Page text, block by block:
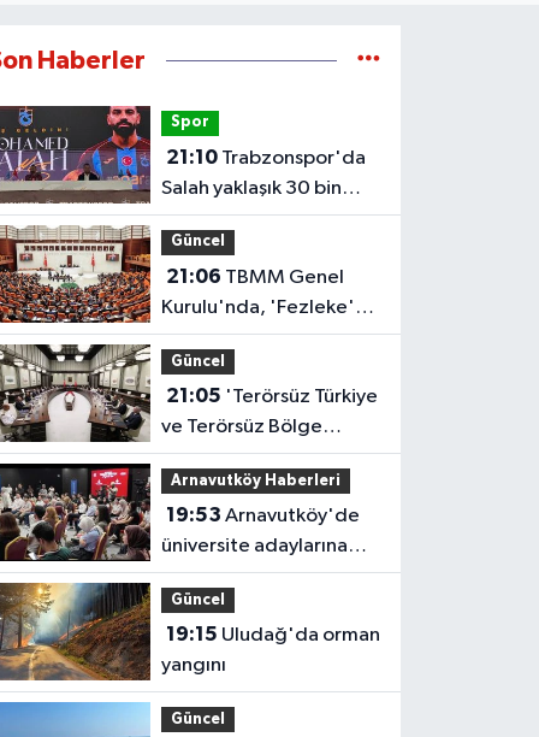
Haberler
Spor
21:10Trabzonspor'da
Salah yaklaşık 30 bin
taraftar önünde imza
attı
Güncel
21:06
Kurulu'nda, 'Fezleke'
gündemi
Güncel
21:05
ve Terörsüz Bölge
hedeflerine ulaşma
yolunda kaydedilen
ilerlemeler ele alındı'
Arnavutköy Haberleri
19:53
üniversite adaylarına
tercih desteği
Güncel
19:15
yangını
Güncel